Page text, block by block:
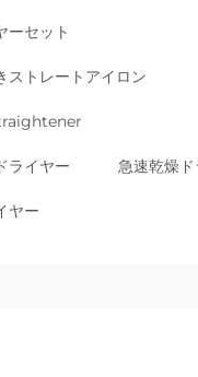
ーセット
ストレートアイロン
ライヤー 急速乾燥
ヤー